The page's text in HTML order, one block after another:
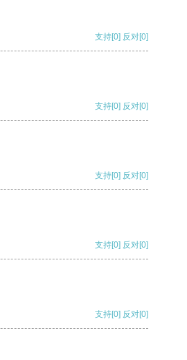
支持[0] 反对[0]
支持[0] 反对[0]
支持[0] 反对[0]
支持[0] 反对[0]
支持[0] 反对[0]